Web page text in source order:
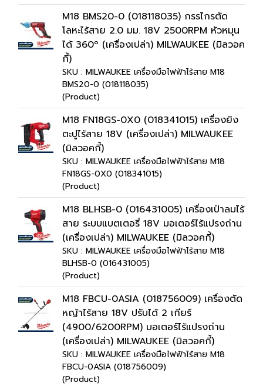
M18 BMS20-0 (018118035) กรรไกรตัด
โลหะไร้สาย 2.0 มม. 18V 2500RPM หัวหมุน
ได้ 360º (เครื่องเปล่า) MILWAUKEE (มิลวอค
กี้)
SKU : MILWAUKEE เครื่องมือไฟฟ้าไร้สาย M18
BMS20-0 (018118035)
(Product)
M18 FN18GS-0X0 (018341015) เครื่องยิง
ตะปูไร้สาย 18V (เครื่องเปล่า) MILWAUKEE
(มิลวอคกี้)
SKU : MILWAUKEE เครื่องมือไฟฟ้าไร้สาย M18
FN18GS-0X0 (018341015)
(Product)
M18 BLHSB-0 (016431005) เครื่องเป่าลมไร้
สาย ระบบแบตเตอรี่ 18V มอเตอร์ไร้แปรงถ่าน
(เครื่องเปล่า) MILWAUKEE (มิลวอคกี้)
SKU : MILWAUKEE เครื่องมือไฟฟ้าไร้สาย M18
BLHSB-0 (016431005)
(Product)
M18 FBCU-0ASIA (018756009) เครื่องตัด
หญ้าไร้สาย 18V ปรับได้ 2 เกียร์
(4900/6200RPM) มอเตอร์ไร้แปรงถ่าน
(เครื่องเปล่า) MILWAUKEE (มิลวอคกี้)
SKU : MILWAUKEE เครื่องมือไฟฟ้าไร้สาย M18
FBCU-0ASIA (018756009)
(Product)